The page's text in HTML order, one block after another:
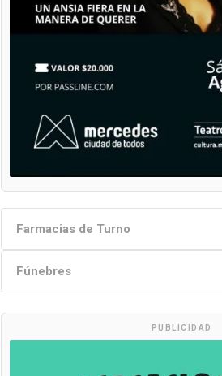
Farmacias de Turno
Fúnebres
PUBLICIDAD